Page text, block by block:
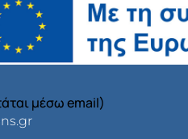
μέσω email)